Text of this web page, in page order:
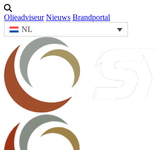
Olieadviseur Nieuws Brandportal
NL